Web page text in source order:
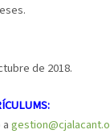
de 2018.